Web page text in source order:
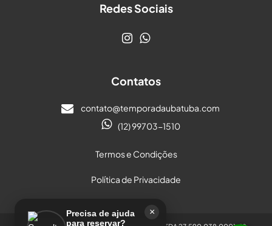
×
Precisa de ajuda
para reservar?
Redes Sociais
Contatos
contato@temporadaubatuba.com
(12) 99703-1510
Termos e Condições
Política de Privacidade